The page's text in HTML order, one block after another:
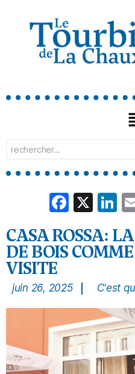
X
CASA ROSSA:
DE BOIS
VISITE
juin 26, 2025 C'est